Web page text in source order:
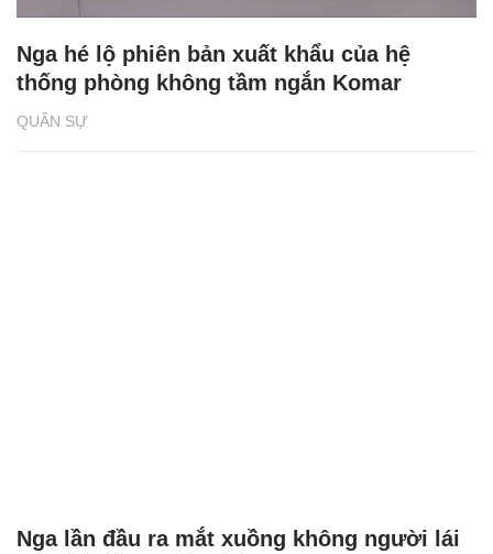
QUÂN SỰ
Nga hé lộ phiên bản xuất khẩu của hệ
thống phòng không tầm ngắn Komar
Nga lần đầu ra mắt xuồng không người lái